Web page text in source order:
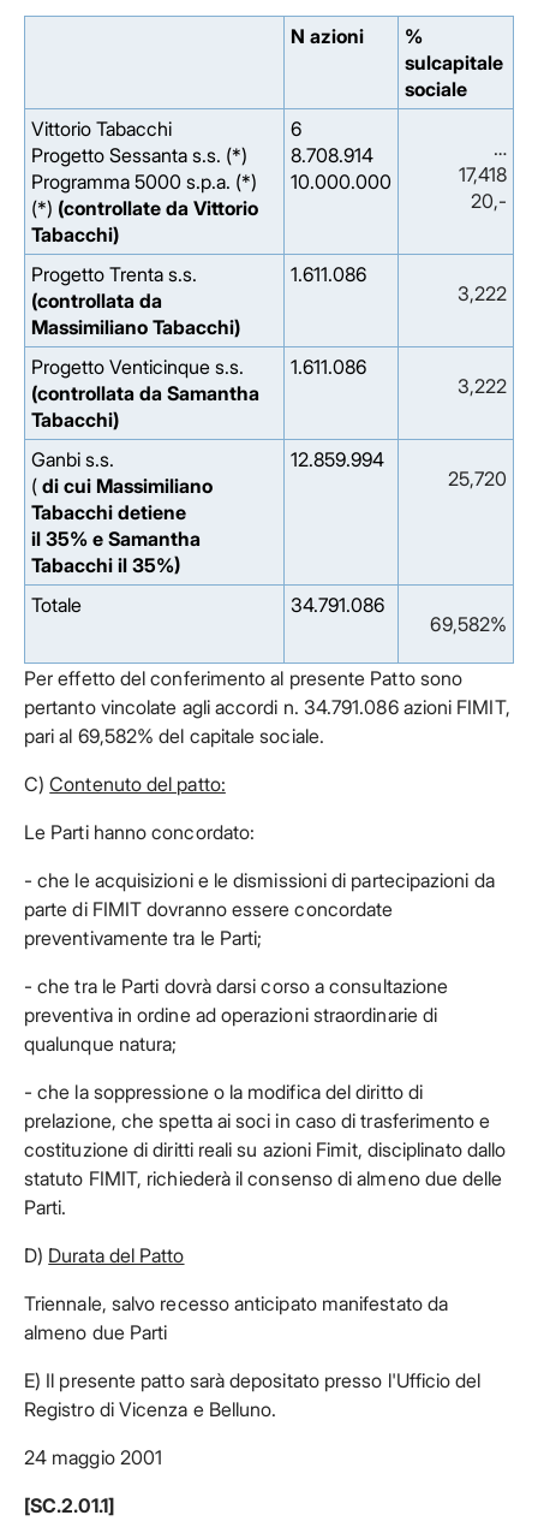
N azioni
%
sulcapitale
sociale
Vittorio Tabacchi
Progetto Sessanta s.s. (*)
Programma 5000 s.p.a. (*)
(*) (controllate da Vittorio
Tabacchi)
6
8.708.914
10.000.000
…
17,418
20,-
Progetto Trenta s.s.
(controllata da
Massimiliano Tabacchi)
1.611.086
3,222
Progetto Venticinque s.s.
(controllata da Samantha
Tabacchi)
1.611.086
3,222
Ganbi s.s.
( di cui Massimiliano
Tabacchi detiene
il 35% e Samantha
Tabacchi il 35%)
12.859.994
25,720
Totale
34.791.086
69,582%
Per effetto del conferimento al presente Patto sono
pertanto vincolate agli accordi n. 34.791.086 azioni FIMIT,
pari al 69,582% del capitale sociale.
C)Contenuto del patto:
Le Parti hanno concordato:
- che le acquisizioni e le dismissioni di partecipazioni da
parte di FIMIT dovranno essere concordate
preventivamente tra le Parti;
- che tra le Parti dovrà darsi corso a consultazione
preventiva in ordine ad operazioni straordinarie di
qualunque natura;
- che la soppressione o la modifica del diritto di
prelazione, che spetta ai soci in caso di trasferimento e
costituzione di diritti reali su azioni Fimit, disciplinato dallo
statuto FIMIT, richiederà il consenso di almeno due delle
Parti.
D) Durata del Patto
Triennale, salvo recesso anticipato manifestato da
almeno due Parti
E) Il presente patto sarà depositato presso l'Ufficio del
Registro di Vicenza e Belluno.
24 maggio 2001
[SC.2.01.1]